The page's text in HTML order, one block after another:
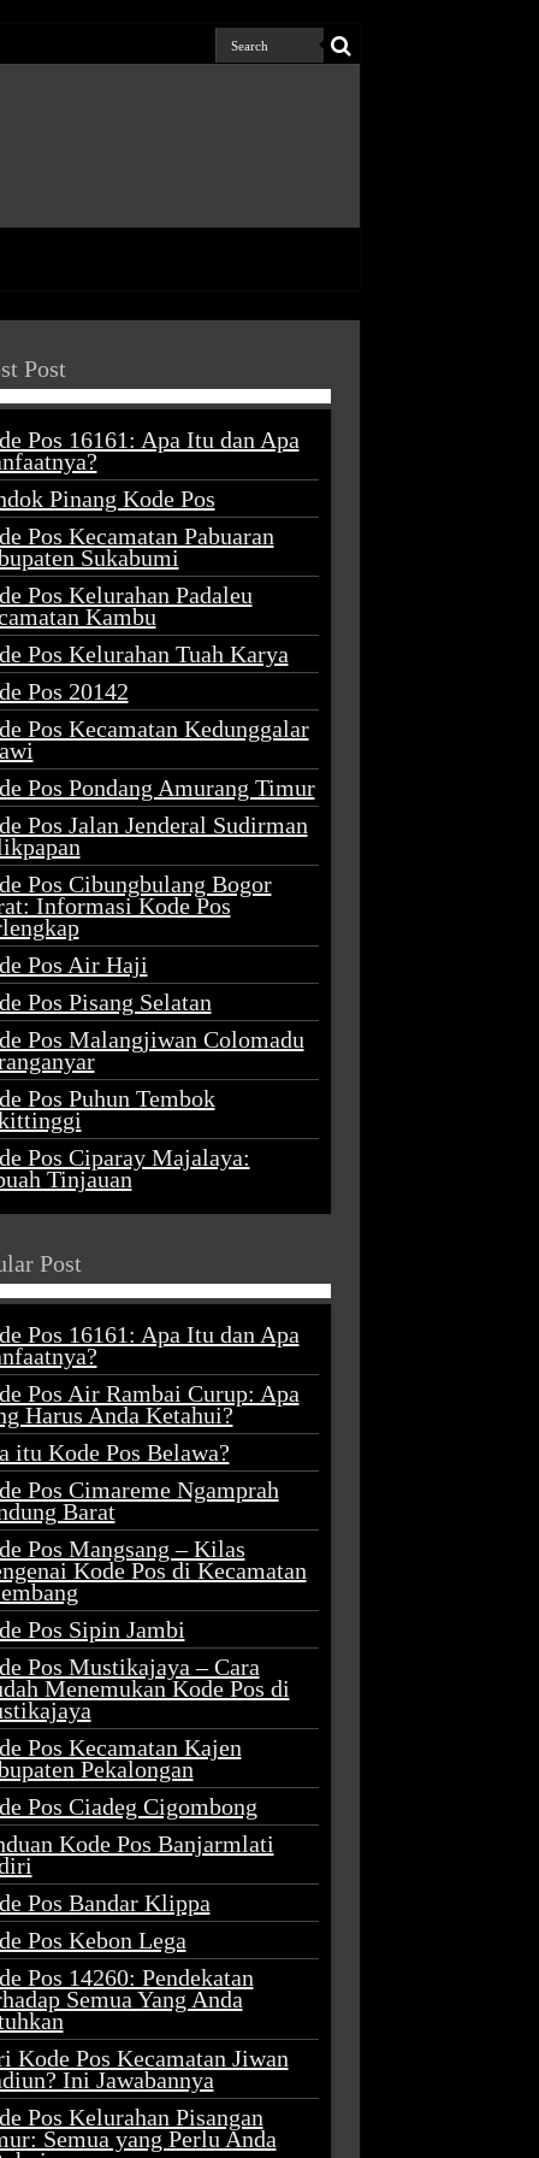
Post
Pos 16161: Apa Itu dan Apa
Pinang Kode Pos
Pos Kecamatan Pabuaran
Sukabumi
Pos Kelurahan Padaleu
Kambu
Pos Kelurahan Tuah Karya
Pos 20142
Pos Kecamatan Kedunggalar
Pos Pondang Amurang Timur
Pos Jalan Jenderal Sudirman
Pos Cibungbulang Bogor
Informasi Kode Pos
Pos Air Haji
Pos Pisang Selatan
Pos Malangjiwan Colomadu
Pos Puhun Tembok
Pos Ciparay Majalaya:
Tinjauan
Post
Pos 16161: Apa Itu dan Apa
Pos Air Rambai Curup: Apa
Harus Anda Ketahui?
itu Kode Pos Belawa?
Pos Cimareme Ngamprah
Barat
Pos Mangsang – Kilas
Kode Pos di Kecamatan
Pos Sipin Jambi
Pos Mustikajaya – Cara
Menemukan Kode Pos di
Pos Kecamatan Kajen
Pekalongan
Pos Ciadeg Cigombong
Kode Pos Banjarmlati
Pos Bandar Klippa
Pos Kebon Lega
Pos 14260: Pendekatan
Semua Yang Anda
Kode Pos Kecamatan Jiwan
Ini Jawabannya
Pos Kelurahan Pisangan
Semua yang Perlu Anda